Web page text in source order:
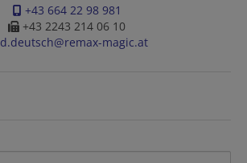
+43 664 22 98 981
+43 2243 214 06 10
d.deutsch@remax-magic.at